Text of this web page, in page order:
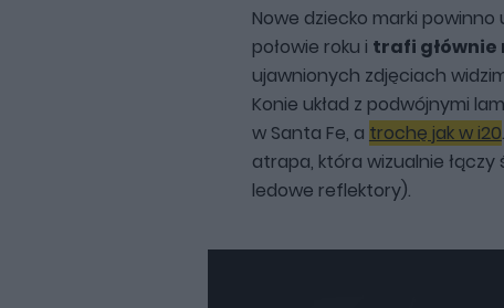
Nowe dziecko marki
połowie roku i trafi głównie
ujawnionych zdjęciach
Konie układ z podwójnymi
w Santa Fe, a trochę jak w i20
atrapa, która wizualnie łączy
ledowe reflektory).